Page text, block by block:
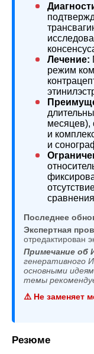
Лечение:
режим
месяцев),
и
и
Последнее
Экспертная
отредактирован
Примечание об
генеративного
основными
темы
⚠️ Не заменяет
Резюме